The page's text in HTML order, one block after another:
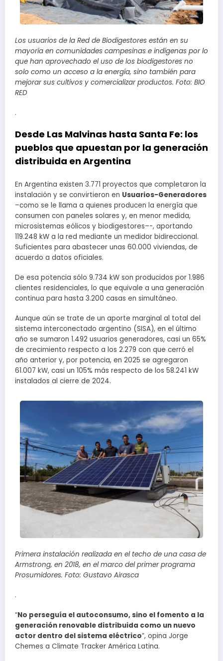
Los usuarios de la Red de Biodigestores están en su
mayoría en comunidades campesinas e indígenas por lo
que han aprovechado el uso de los biodigestores no
solo como un acceso a la energía, sino también para
mejorar sus cultivos y comercializar productos. Foto: BIO
RED
.
Desde Las Malvinas hasta Santa Fe: los
pueblos que apuestan por la generación
distribuida en Argentina
En Argentina existen 3.771 proyectos que completaron la
instalación y se convirtieron en Usuarios-Generadores
–como se le llama a quienes producen la energía que
consumen con paneles solares y, en menor medida,
microsistemas eólicos y biodigestores–-, aportando
119.248 kW a la red mediante un medidor bidireccional.
Suficientes para abastecer unas 60.000 viviendas, de
acuerdo a datos oficiales.
De esa potencia sólo 9.734 kW son producidos por 1.986
clientes residenciales, lo que equivale a una generación
continua para hasta 3.200 casas en simultáneo.
Aunque aún se trate de un aporte marginal al total del
sistema interconectado argentino (SISA), en el último
año se sumaron 1.492 usuarios generadores, casi un 65%
de crecimiento respecto a los 2.279 con que cerró el
año anterior y, por potencia, en 2025 se agregaron
61.007 kW, casi un 105% más respecto de los 58.241 kW
instalados al cierre de 2024.
Primera instalación realizada en el techo de una casa de
Armstrong, en 2018, en el marco del primer programa
Prosumidores. Foto: Gustavo Airasca
.
“No perseguía el autoconsumo, sino el fomento a la
generación renovable distribuida como un nuevo
actor dentro del sistema eléctrico”, opina Jorge
Chemes a Climate Tracker América Latina.